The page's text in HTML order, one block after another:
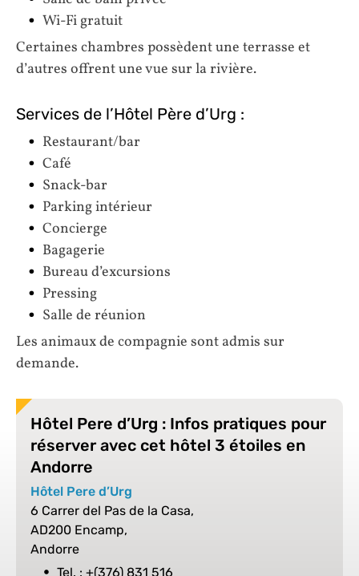
Wi-Fi gratuit
Certaines chambres possèdent une terrasse et
d’autres offrent une vue sur la rivière.
Services de l’Hôtel Père d’Urg :
Restaurant/bar
Café
Snack-bar
Parking intérieur
Concierge
Bagagerie
Bureau d’excursions
Pressing
Salle de réunion
Les animaux de compagnie sont admis sur
demande.
Hôtel Pere d’Urg : Infos pratiques pour
réserver avec cet hôtel 3 étoiles en
Andorre
Hôtel Pere d’Urg
6 Carrer del Pas de la Casa,
AD200 Encamp,
Andorre
Tel. : +(376) 831 516